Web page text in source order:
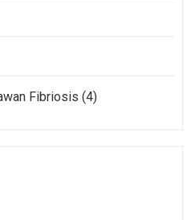
Fibriosis (4)